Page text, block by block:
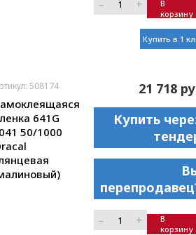
– +
В
корзину
Купить в 1
508174
641G
50/1000
21 718
Купить
– +
В
корзину